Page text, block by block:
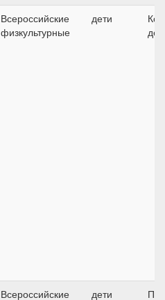
Всероссийские
физкультурные
дети
Всероссийские
дети ПП